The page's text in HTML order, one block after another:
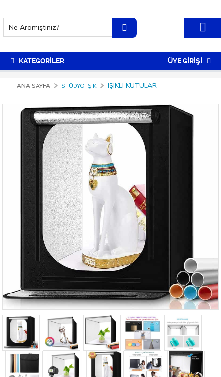
KATEGORİLER ÜYE GİRİŞİ
ANA SAYFA STÜDYO IŞIK IŞIKLI KUTULAR